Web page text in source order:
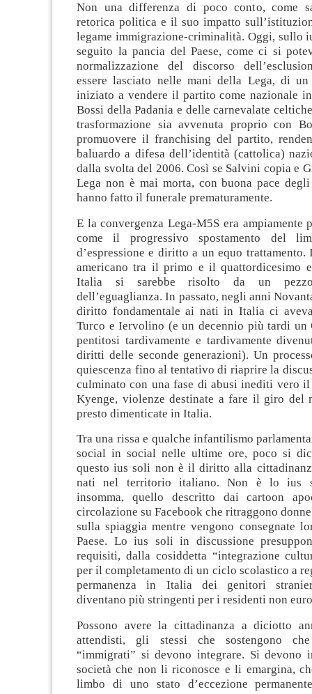
Non una differenza di poco conto, come
retorica politica e il suo impatto
legame immigrazione-criminalità. Oggi, sullo
seguito la pancia del Paese, come ci si
normalizzazione del discorso
essere lasciato nelle mani della Lega, di
iniziato a vendere il partito come nazionale
Bossi della Padania e delle carnevalate
trasformazione sia avvenuta proprio con
promuovere il franchising del partito,
baluardo a difesa dell’identità (cattolica)
dalla svolta del 2006. Così se Salvini copia e
Lega non è mai morta, con buona pace
hanno fatto il funerale prematuramente.
E la convergenza Lega-M5S era ampiamente
come il progressivo spostamento del
d’espressione e diritto a un equo
americano tra il primo e il quattordicesimo
Italia si sarebbe risolto da un
dell’eguaglianza. In passato, negli anni
diritto fondamentale ai nati in Italia ci
Turco e Iervolino (e un decennio più tardi un
pentitosi tardivamente e tardivamente
diritti delle seconde generazioni). Un
quiescenza fino al tentativo di riaprire la
culminato con una fase di abusi inediti vero
Kyenge, violenze destinate a fare il giro del
presto dimenticate in Italia.
Tra una rissa e qualche infantilismo
social in social nelle ultime ore, poco si
questo ius soli non è il diritto alla
nati nel territorio italiano. Non è lo ius
insomma, quello descritto dai cartoon
circolazione su Facebook che ritraggono
sulla spiaggia mentre vengono consegnate
Paese. Lo ius soli in discussione
requisiti, dalla cosiddetta “integrazione
per il completamento di un ciclo scolastico a
permanenza in Italia dei genitori
diventano più stringenti per i residenti non
Possono avere la cittadinanza a diciotto
attendisti, gli stessi che sostengono
“immigrati” si devono integrare. Si devono
società che non li riconosce e li emargina,
limbo di uno stato d’eccezione